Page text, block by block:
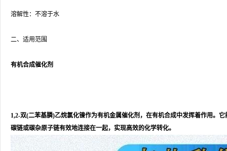
溶解性：不溶于水
二、适用范围
有机合成催化剂
1,2-双(二苯基膦)乙烷氯化镍作为有机金属催化剂，在有机合成中发挥着作用。
碳链或碳杂原子链有效地连接在一起，实现高效的化学转化。